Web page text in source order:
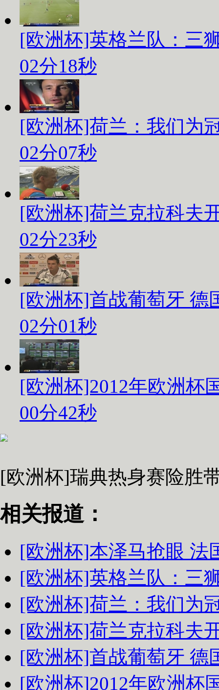
[欧洲杯]英格兰队：三
02分18秒
[欧洲杯]荷兰：我们为
02分07秒
[欧洲杯]荷兰克拉科夫
02分23秒
[欧洲杯]首战葡萄牙 德
02分01秒
[欧洲杯]2012年欧洲杯
00分42秒
[欧洲杯]瑞典热身赛险胜
相关报道：
[欧洲杯]本泽马抢眼 法
[欧洲杯]英格兰队：三
[欧洲杯]荷兰：我们为
[欧洲杯]荷兰克拉科夫
[欧洲杯]首战葡萄牙 德
[欧洲杯]2012年欧洲杯